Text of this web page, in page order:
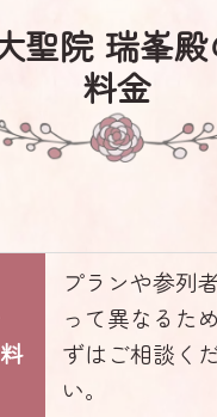
聖院 瑞峯殿
料金
プランや参列
って異なるた
ずはご相談く
い。